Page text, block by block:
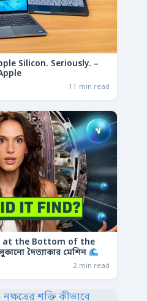
Silicon. Seriously. –
11 min read
at the Bottom of the
দৈত্যাকার মেশিন
2 min read